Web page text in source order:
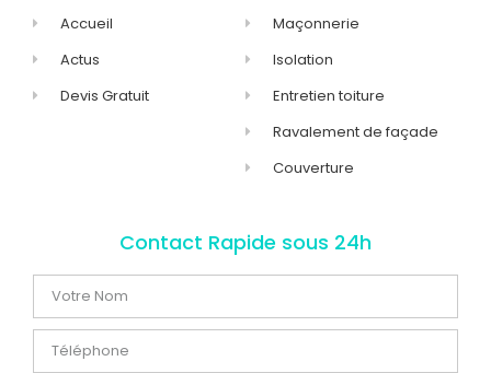
Accueil
Actus
Devis Gratuit
Maçonnerie
Isolation
Entretien toiture
Ravalement de façade
Couverture
Contact Rapide sous 24h